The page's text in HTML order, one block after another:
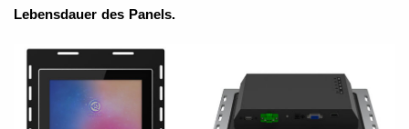
Lebensdauer des Panels.